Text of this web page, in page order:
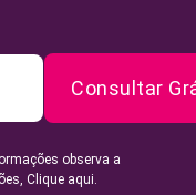
Consultar
observa a
Clique aqui.